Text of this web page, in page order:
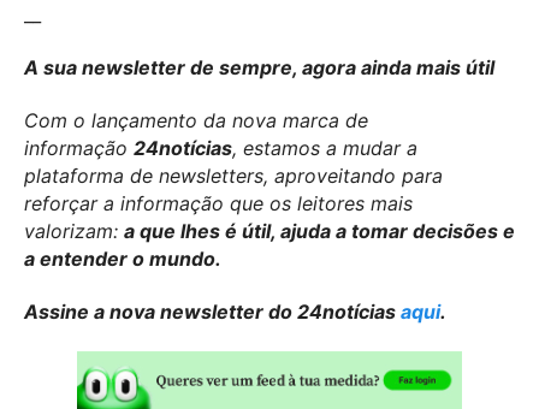
A sua newsletter de sempre, agora ainda mais útil
Com o lançamento da nova marca de
informação 24notícias, estamos a mudar a
plataforma de newsletters, aproveitando para
reforçar a informação que os leitores mais
valorizam: a que lhes é útil, ajuda a tomar decisões e
a entender o mundo.
Assine a nova newsletter do 24notícias aqui.